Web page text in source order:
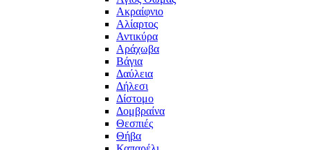
Ακραίφνιο
Αλίαρτος
Αντικύρα
Αράχωβα
Βάγια
Δαύλεια
Δήλεσι
Δίστομο
Δομβραίνα
Θεσπιές
Θήβα